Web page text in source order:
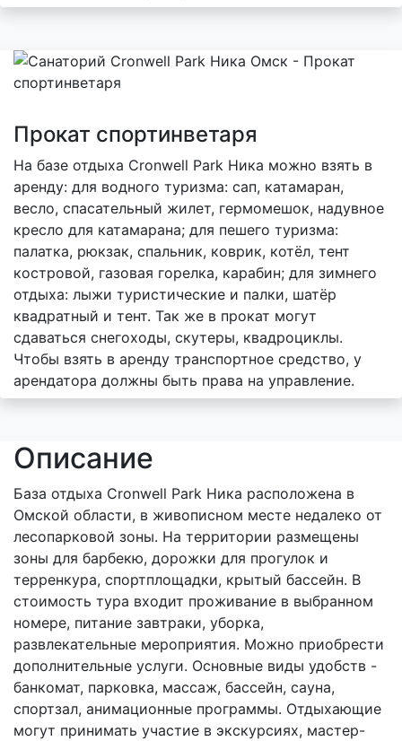
Прокат спортинветаря
На базе отдыха Cronwell Park Ника можно взять в
аренду: для водного туризма: сап, катамаран,
весло, спасательный жилет, гермомешок, надувное
кресло для катамарана; для пешего туризма:
палатка, рюкзак, спальник, коврик, котёл, тент
костровой, газовая горелка, карабин; для зимнего
отдыха: лыжи туристические и палки, шатёр
квадратный и тент. Так же в прокат могут
сдаваться снегоходы, скутеры, квадроциклы.
Чтобы взять в аренду транспортное средство, у
арендатора должны быть права на управление.
Описание
База отдыха Cronwell Park Ника расположена в
Омской области, в живописном месте недалеко от
лесопарковой зоны. На территории размещены
зоны для барбекю, дорожки для прогулок и
терренкура, спортплощадки, крытый бассейн. В
стоимость тура входит проживание в выбранном
номере, питание завтраки, уборка,
развлекательные мероприятия. Можно приобрести
дополнительные услуги. Основные виды удобств -
банкомат, парковка, массаж, бассейн, сауна,
спортзал, анимационные программы. Отдыхающие
могут принимать участие в экскурсиях, мастер-